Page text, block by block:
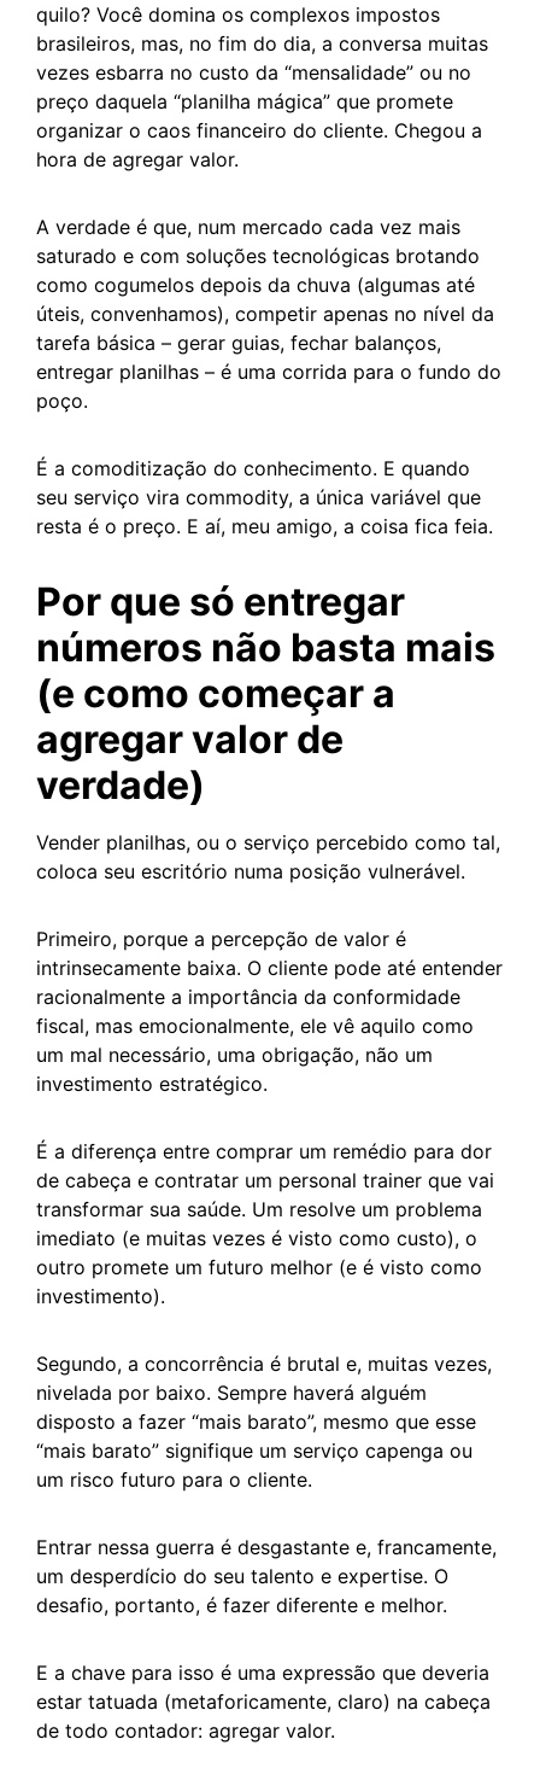
quilo? Você domina os complexos impostos
brasileiros, mas, no fim do dia, a conversa muitas
vezes esbarra no custo da “mensalidade” ou no
preço daquela “planilha mágica” que promete
organizar o caos financeiro do cliente. Chegou a
hora de agregar valor.
A verdade é que, num mercado cada vez mais
saturado e com soluções tecnológicas brotando
como cogumelos depois da chuva (algumas até
úteis, convenhamos), competir apenas no nível da
tarefa básica – gerar guias, fechar balanços,
entregar planilhas – é uma corrida para o fundo do
poço.
É a comoditização do conhecimento. E quando
seu serviço vira commodity, a única variável que
resta é o preço. E aí, meu amigo, a coisa fica feia.
Por que só entregar
números não basta mais
(e como começar a
agregar valor de
verdade)
Vender planilhas, ou o serviço percebido como tal,
coloca seu escritório numa posição vulnerável.
Primeiro, porque a percepção de valor é
intrinsecamente baixa. O cliente pode até entender
racionalmente a importância da conformidade
fiscal, mas emocionalmente, ele vê aquilo como
um mal necessário, uma obrigação, não um
investimento estratégico.
É a diferença entre comprar um remédio para dor
de cabeça e contratar um personal trainer que vai
transformar sua saúde. Um resolve um problema
imediato (e muitas vezes é visto como custo), o
outro promete um futuro melhor (e é visto como
investimento).
Segundo, a concorrência é brutal e, muitas vezes,
nivelada por baixo. Sempre haverá alguém
disposto a fazer “mais barato”, mesmo que esse
“mais barato” signifique um serviço capenga ou
um risco futuro para o cliente.
Entrar nessa guerra é desgastante e, francamente,
um desperdício do seu talento e expertise. O
desafio, portanto, é fazer diferente e melhor.
E a chave para isso é uma expressão que deveria
estar tatuada (metaforicamente, claro) na cabeça
de todo contador: agregar valor.